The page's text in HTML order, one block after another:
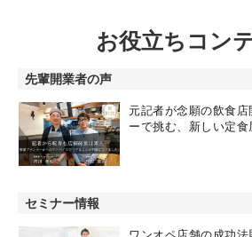
お役立ちコン
先輩開業者の声
元記者が念願の飲食店
ーで挑む、新しい定
セミナー情報